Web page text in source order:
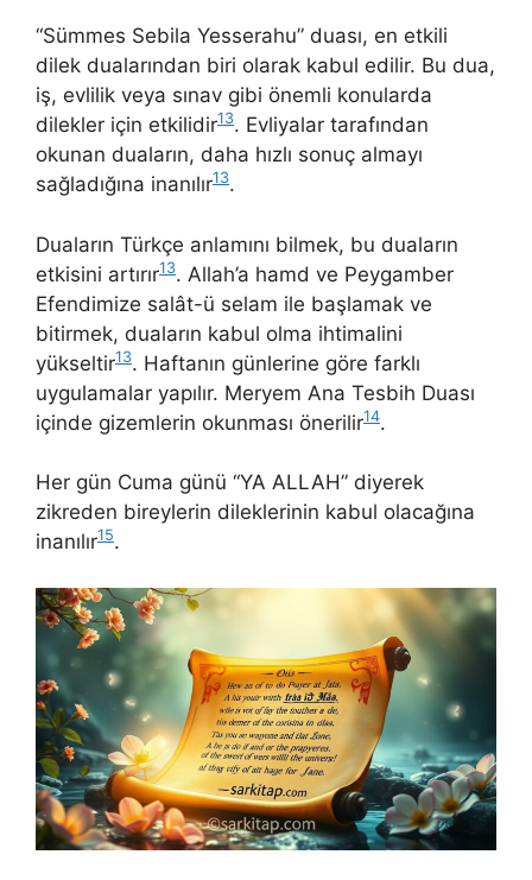
“Sümmes Sebila Yesserahu” duası, en etkili
dilek dualarından biri olarak kabul edilir. Bu dua,
iş, evlilik veya sınav gibi önemli konularda
dilekler için etkilidir13. Evliyalar tarafından
okunan duaların, daha hızlı sonuç almayı
sağladığına inanılır13.
Duaların Türkçe anlamını bilmek, bu duaların
etkisini artırır13. Allah’a hamd ve Peygamber
Efendimize salât-ü selam ile başlamak ve
bitirmek, duaların kabul olma ihtimalini
yükseltir13. Haftanın günlerine göre farklı
uygulamalar yapılır. Meryem Ana Tesbih Duası
içinde gizemlerin okunması önerilir14.
Her gün Cuma günü “YA ALLAH” diyerek
zikreden bireylerin dileklerinin kabul olacağına
inanılır15.